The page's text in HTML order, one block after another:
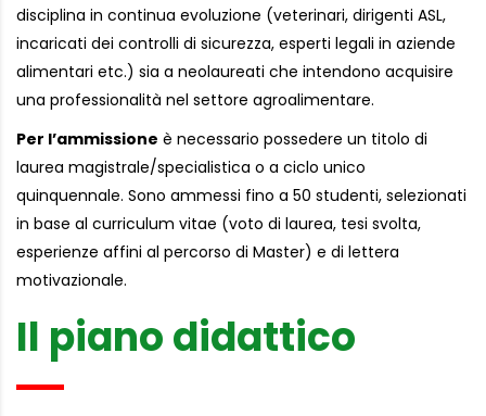
disciplina in continua evoluzione (veterinari, dirigenti ASL,
incaricati dei controlli di sicurezza, esperti legali in aziende
alimentari etc.) sia a neolaureati che intendono acquisire
una professionalità nel settore agroalimentare.
Per l’ammissione è necessario possedere un titolo di
laurea magistrale/specialistica o a ciclo unico
quinquennale. Sono ammessi fino a 50 studenti, selezionati
in base al curriculum vitae (voto di laurea, tesi svolta,
esperienze affini al percorso di Master) e di lettera
motivazionale.
Il piano didattico